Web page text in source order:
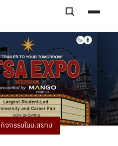
Toggle
กิจกรรมในม.สยาม